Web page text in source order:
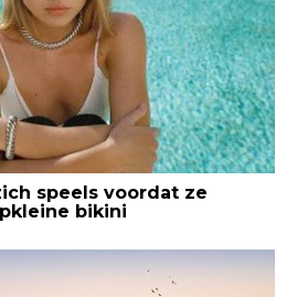
speels voordat ze
bikini